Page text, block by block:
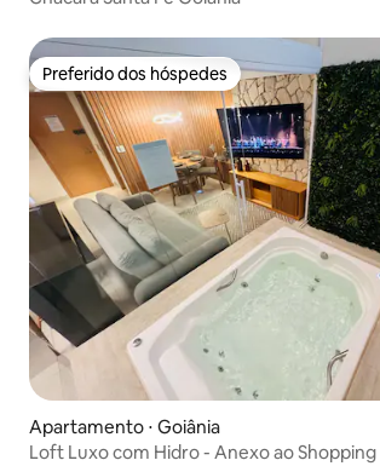
Preferido dos hóspedes
Preferido dos hóspedes
Apartamento ⋅ Goiânia
Loft Luxo com Hidro - Anexo ao